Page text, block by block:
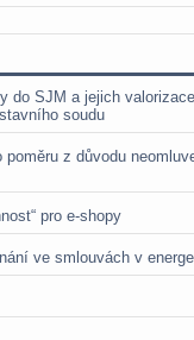
do SJM a jejich
soudu
z důvodu
pro e-shopy
ve smlouvách v